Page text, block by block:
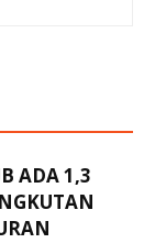
ADA 1,3